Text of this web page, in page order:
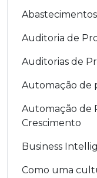
Auditoria de
Auditorias de
Automação de
Automação de
Crescimento
Business
Como uma